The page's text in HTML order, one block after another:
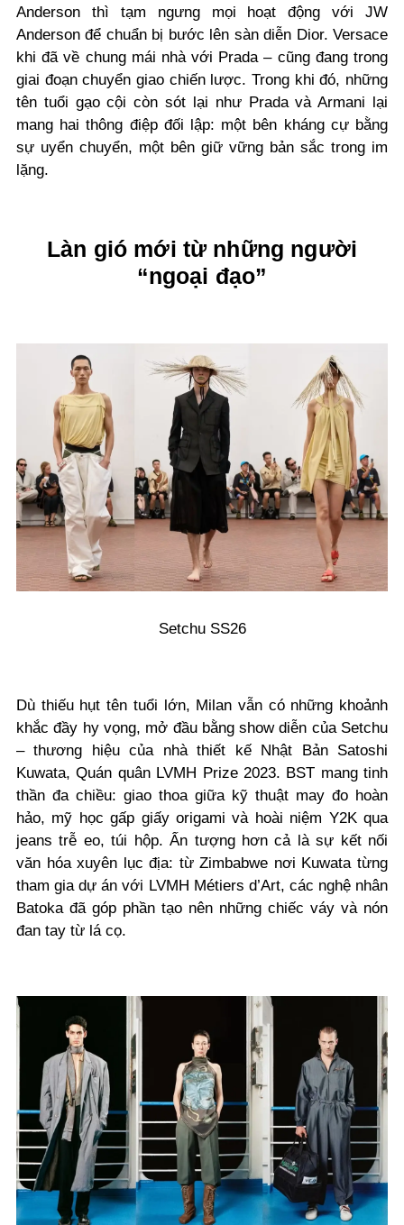
Anderson thì tạm ngưng mọi hoạt động với JW
Anderson để chuẩn bị bước lên sàn diễn Dior. Versace
khi đã về chung mái nhà với Prada – cũng đang trong
giai đoạn chuyển giao chiến lược. Trong khi đó, những
tên tuổi gạo cội còn sót lại như Prada và Armani lại
mang hai thông điệp đối lập: một bên kháng cự bằng
sự uyển chuyển, một bên giữ vững bản sắc trong im
lặng.
Làn gió mới từ những người
“ngoại đạo”
Setchu SS26
Dù thiếu hụt tên tuổi lớn, Milan vẫn có những khoảnh
khắc đầy hy vọng, mở đầu bằng show diễn của Setchu
– thương hiệu của nhà thiết kế Nhật Bản Satoshi
Kuwata, Quán quân LVMH Prize 2023. BST mang tinh
thần đa chiều: giao thoa giữa kỹ thuật may đo hoàn
hảo, mỹ học gấp giấy origami và hoài niệm Y2K qua
jeans trễ eo, túi hộp. Ấn tượng hơn cả là sự kết nối
văn hóa xuyên lục địa: từ Zimbabwe nơi Kuwata từng
tham gia dự án với LVMH Métiers d’Art, các nghệ nhân
Batoka đã góp phần tạo nên những chiếc váy và nón
đan tay từ lá cọ.